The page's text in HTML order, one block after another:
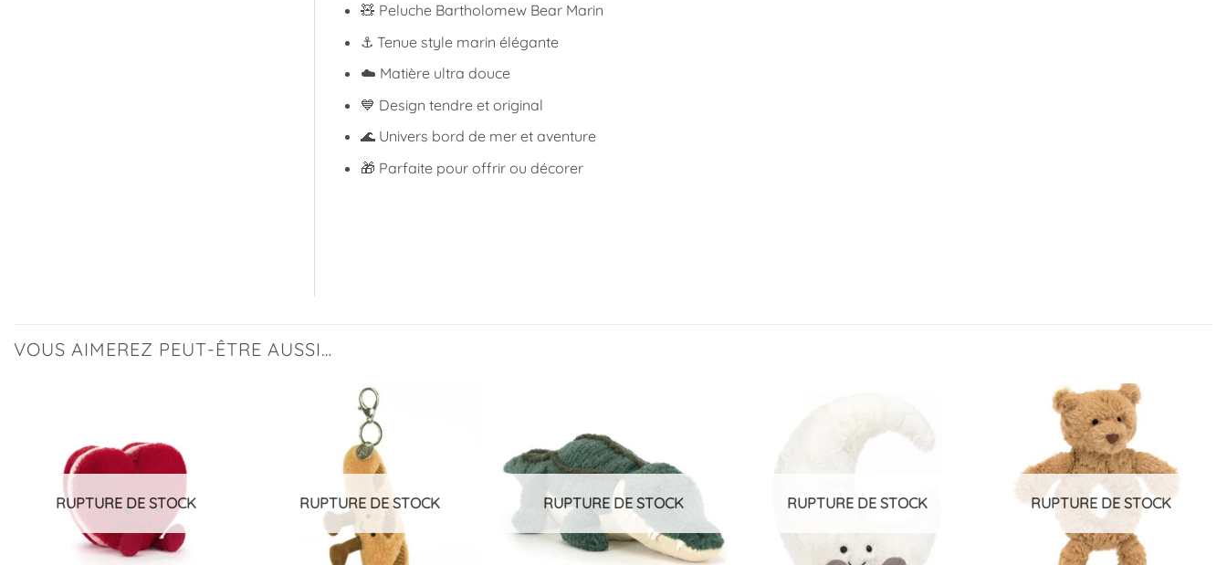
🧸 Peluche Bartholomew Bear Marin
⚓ Tenue style marin élégante
☁️ Matière ultra douce
💙 Design tendre et original
🌊 Univers bord de mer et aventure
🎁 Parfaite pour offrir ou décorer
VOUS AIMEREZ PEUT-ÊTRE AUSSI…
d’envies
RUPTURE DE STOCK RUPTURE DE STOCK
d’envies
RUPTURE DE STOCK RUPTURE DE STOCK
d’envies
RUPTURE DE STOCK